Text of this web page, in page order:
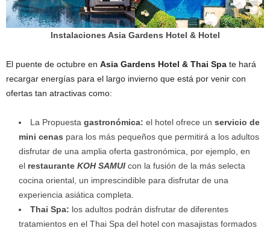
Instalaciones Asia Gardens Hotel & Hotel
El puente de octubre en Asia Gardens Hotel & Thai Spa te hará
recargar energías para el largo invierno que está por venir con
ofertas tan atractivas como:
La Propuesta gastronómica: el hotel ofrece un servicio de
mini cenas para los más pequeños que permitirá a los adultos
disfrutar de una amplia oferta gastronómica, por ejemplo, en
el restaurante KOH SAMUI con la fusión de la más selecta
cocina oriental, un imprescindible para disfrutar de una
experiencia asiática completa.
Thai Spa: los adultos podrán disfrutar de diferentes
tratamientos en el Thai Spa del hotel con masajistas formados